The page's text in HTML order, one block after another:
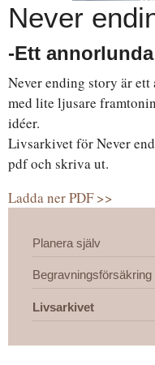
Never
-Ett
Never ending story är
med lite ljusare
idéer.
Livsarkivet för Never
pdf och skriva ut.
Ladda ner PDF >>
Planera själv
Begravningsförsäkring
Livsarkivet